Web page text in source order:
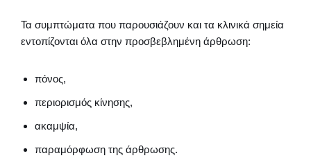
Τα συμπτώματα που παρουσιάζουν και τα κλινικά σημεία
εντοπίζονται όλα στην προσβεβλημένη άρθρωση:
πόνος,
περιορισμός κίνησης,
ακαμψία,
παραμόρφωση της άρθρωσης.